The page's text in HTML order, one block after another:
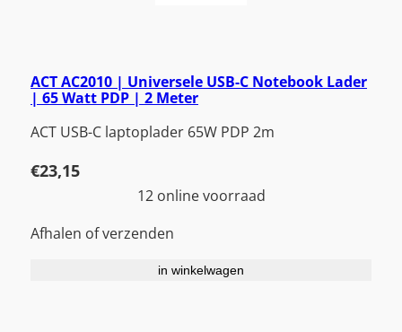
ACT AC2010 | Universele USB-C Notebook Lader
| 65 Watt PDP | 2 Meter
ACT USB-C laptoplader 65W PDP 2m
€23,15
12 online voorraad
Afhalen of verzenden
in winkelwagen